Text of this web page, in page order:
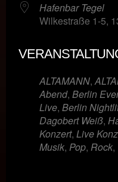
Hafenbar Tegel
Wilkestraße 1-5,
ALTAMANN,
Abend, Berlin
Live, Berlin
Dagobert Weiß,
Konzert, Live
Musik, Pop, Rock,